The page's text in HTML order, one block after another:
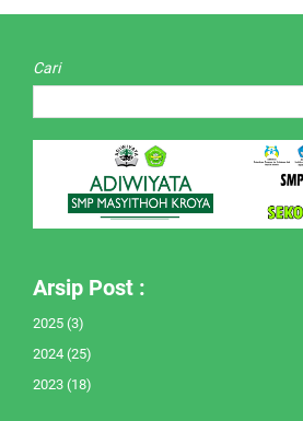
Cari
Arsip Post :
2025 (3)
2024 (25)
2023 (18)